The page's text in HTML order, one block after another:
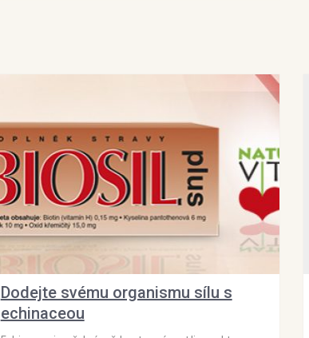
Dodejte svému organismu sílu s
echinaceou